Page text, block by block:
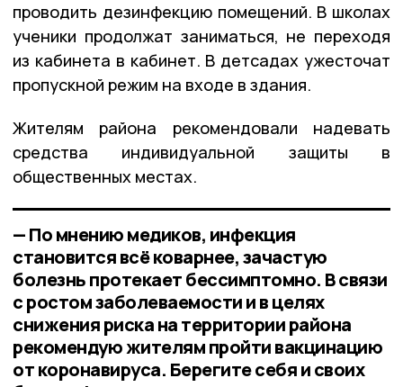
проводить дезинфекцию помещений. В школах
ученики продолжат заниматься, не переходя
из кабинета в кабинет. В детсадах ужесточат
пропускной режим на входе в здания.
Жителям района рекомендовали надевать
средства индивидуальной защиты в
общественных местах.
— По мнению медиков, инфекция
становится всё коварнее, зачастую
болезнь протекает бессимптомно. В связи
с ростом заболеваемости и в целях
снижения риска на территории района
рекомендую жителям пройти вакцинацию
от коронавируса. Берегите себя и своих